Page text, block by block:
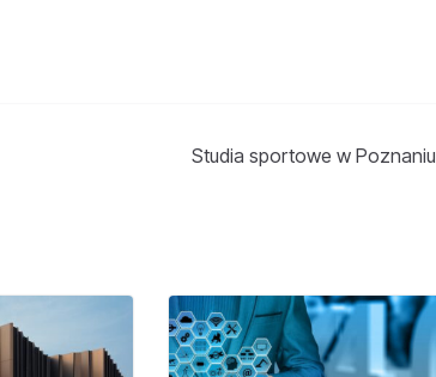
Studia sportowe w Poznaniu